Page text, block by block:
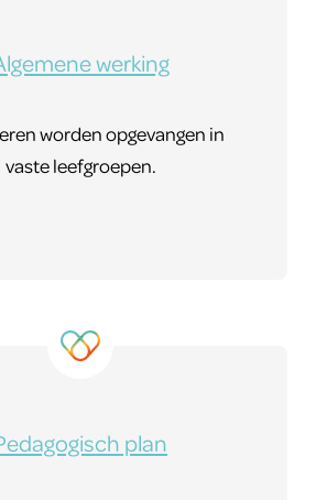
werking
worden opgevangen in
vaste leefgroepen.
plan